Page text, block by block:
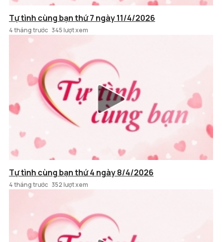
Tự tình cùng bạn thứ 7 ngày 11/4/2026
4 tháng trước 345 lượt xem
Tự tình cùng bạn thứ 4 ngày 8/4/2026
4 tháng trước 352 lượt xem